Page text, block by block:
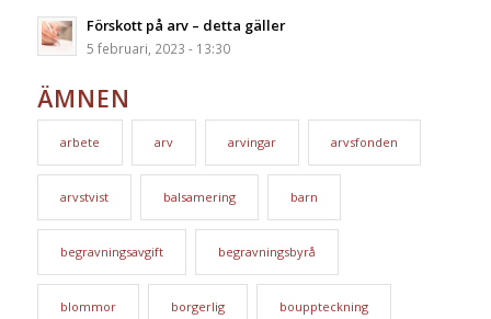
Förskott på arv – detta gäller
5 februari, 2023 - 13:30
ÄMNEN
arbete arv arvingar arvsfonden
arvstvist balsamering barn
begravningsavgift begravningsbyrå
blommor borgerlig bouppteckning